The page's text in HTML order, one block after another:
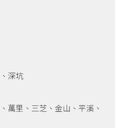
深坑
萬里、三芝、金山、平溪、